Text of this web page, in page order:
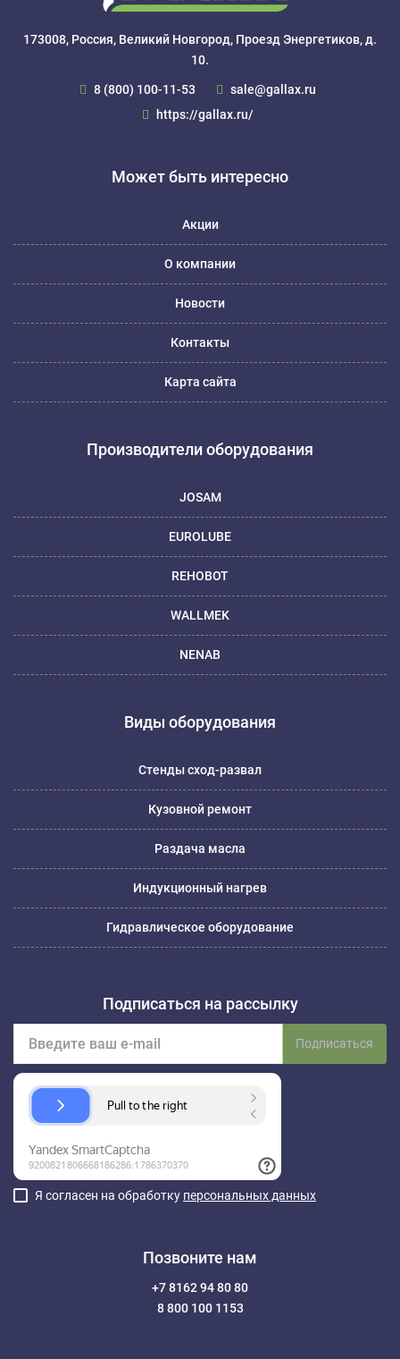
173008, Россия, Великий Новгород, Проезд Энергетиков, д.
10.
8 (800) 100-11-53
sale@gallax.ru
https://gallax.ru/
Может быть интересно
Акции
О компании
Новости
Контакты
Карта сайта
Производители оборудования
JOSAM
EUROLUBE
REHOBOT
WALLMEK
NENAB
Виды оборудования
Стенды сход-развал
Кузовной ремонт
Раздача масла
Индукционный нагрев
Гидравлическое оборудование
Подписаться на рассылку
Подписаться
Я согласен на обработку персональных данных
Позвоните нам
+7 8162 94 80 80
8 800 100 1153